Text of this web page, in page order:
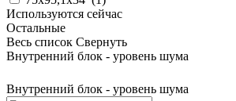
Используются сейчас
Остальные
Весь список Свернуть
Внутренний блок - уровень шума
Внутренний блок - уровень шума